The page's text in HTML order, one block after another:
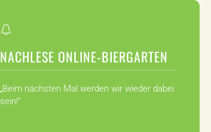
NACHLESE ONLINE-BIERGARTEN
„Beim nächsten Mal werden wir wieder dabei
sein!“